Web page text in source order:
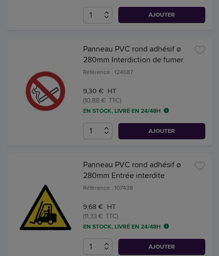
AJOUTER
Panneau PVC rond adhésif ø
280mm Interdiction de fumer
Référence : 124687
9,30 € HT
(10,88 € TTC)
EN STOCK, LIVRÉ EN 24/48H
AJOUTER
Panneau PVC rond adhésif ø
280mm Entrée interdite
Référence : 107438
9,68 € HT
(11,33 € TTC)
EN STOCK, LIVRÉ EN 24/48H
AJOUTER